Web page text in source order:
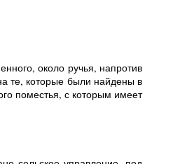
около ручья, напротив
те, которые были найдены в
поместья, с которым имеет